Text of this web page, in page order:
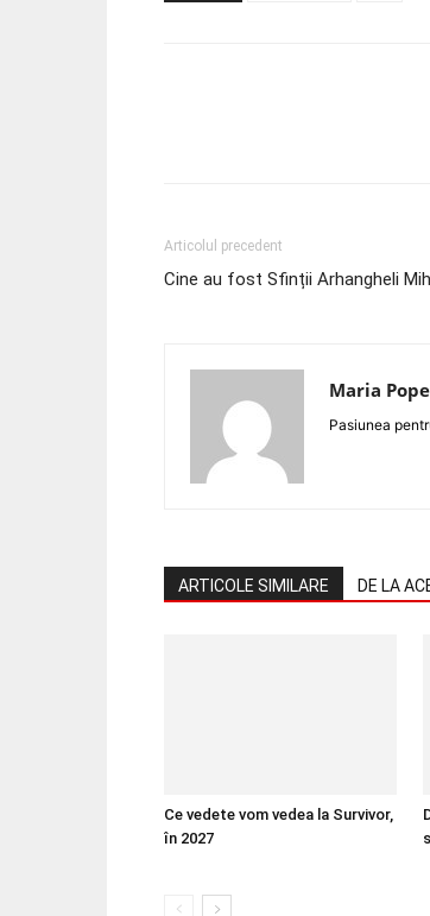
Articolul precedent
Cine au fost Sfinții Arhangheli
Maria
Pasiunea
ARTICOLE SIMILARE DE LA
Ce vedete vom vedea la Survivor,
în 2027